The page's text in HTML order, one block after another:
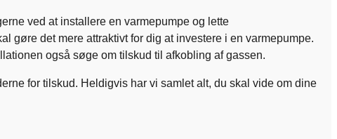
ved at installere en varmepumpe og lette
gøre det mere attraktivt for dig at investere i en varmepumpe.
også søge om tilskud til afkobling af gassen.
for tilskud. Heldigvis har vi samlet alt, du skal vide om dine